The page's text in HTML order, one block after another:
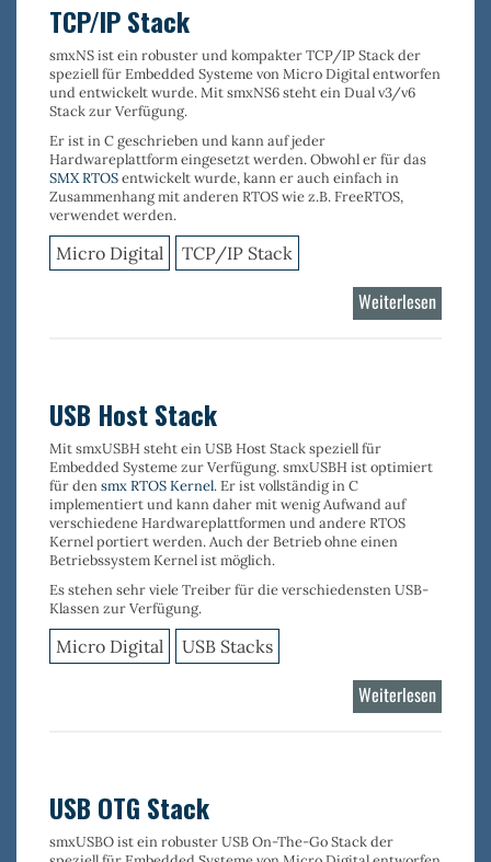
TCP/IP Stack
smxNSist ein robuster und kompakterTCP/IP Stackder
speziell für Embedded Systemevon Micro Digital entworfen
und entwickelt wurde. Mit smxNS6 steht ein Dual v3/v6
Stack zur Verfügung.
Er ist in C geschrieben und kann auf jeder
Hardwareplattform eingesetzt werden. Obwohl er für das
SMX RTOSentwickelt wurde, kann er auch einfach in
Zusammenhang mit anderen RTOS wie z.B. FreeRTOS,
verwendet werden.
Micro Digital TCP/IP Stack
Weiterlesen
TCP/IP
USB Host Stack
MitsmxUSBH steht ein USB Host Stack speziell für
Embedded Systeme zur Verfügung. smxUSBH ist optimiert
für den smx RTOS Kernel. Er ist vollständig in C
implementiert und kann daher mit wenig Aufwand auf
verschiedene Hardwareplattformen und andere RTOS
Kernel portiert werden. Auch der Betrieb ohne einen
Betriebssystem Kernel ist möglich.
Es stehen sehr vieleTreiberfür die verschiedensten USB-
Klassen zur Verfügung.
Micro Digital USB Stacks
Weiterlesen
USB
USB OTG Stack
smxUSBOist ein robusterUSB On-The-Go Stackder